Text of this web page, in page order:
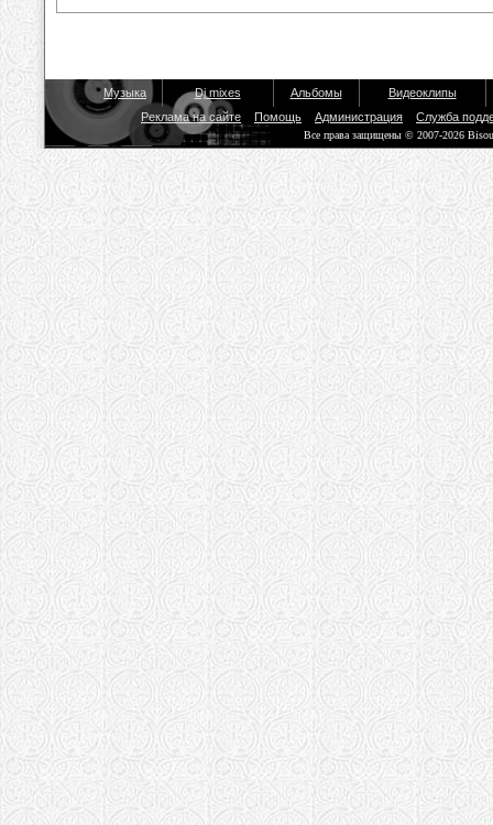
Музыка Dj mixes Альбомы
Видеоклипы
Реклама на сайте
Помощь Администрация Служба
Все права защищены © 2007-2026